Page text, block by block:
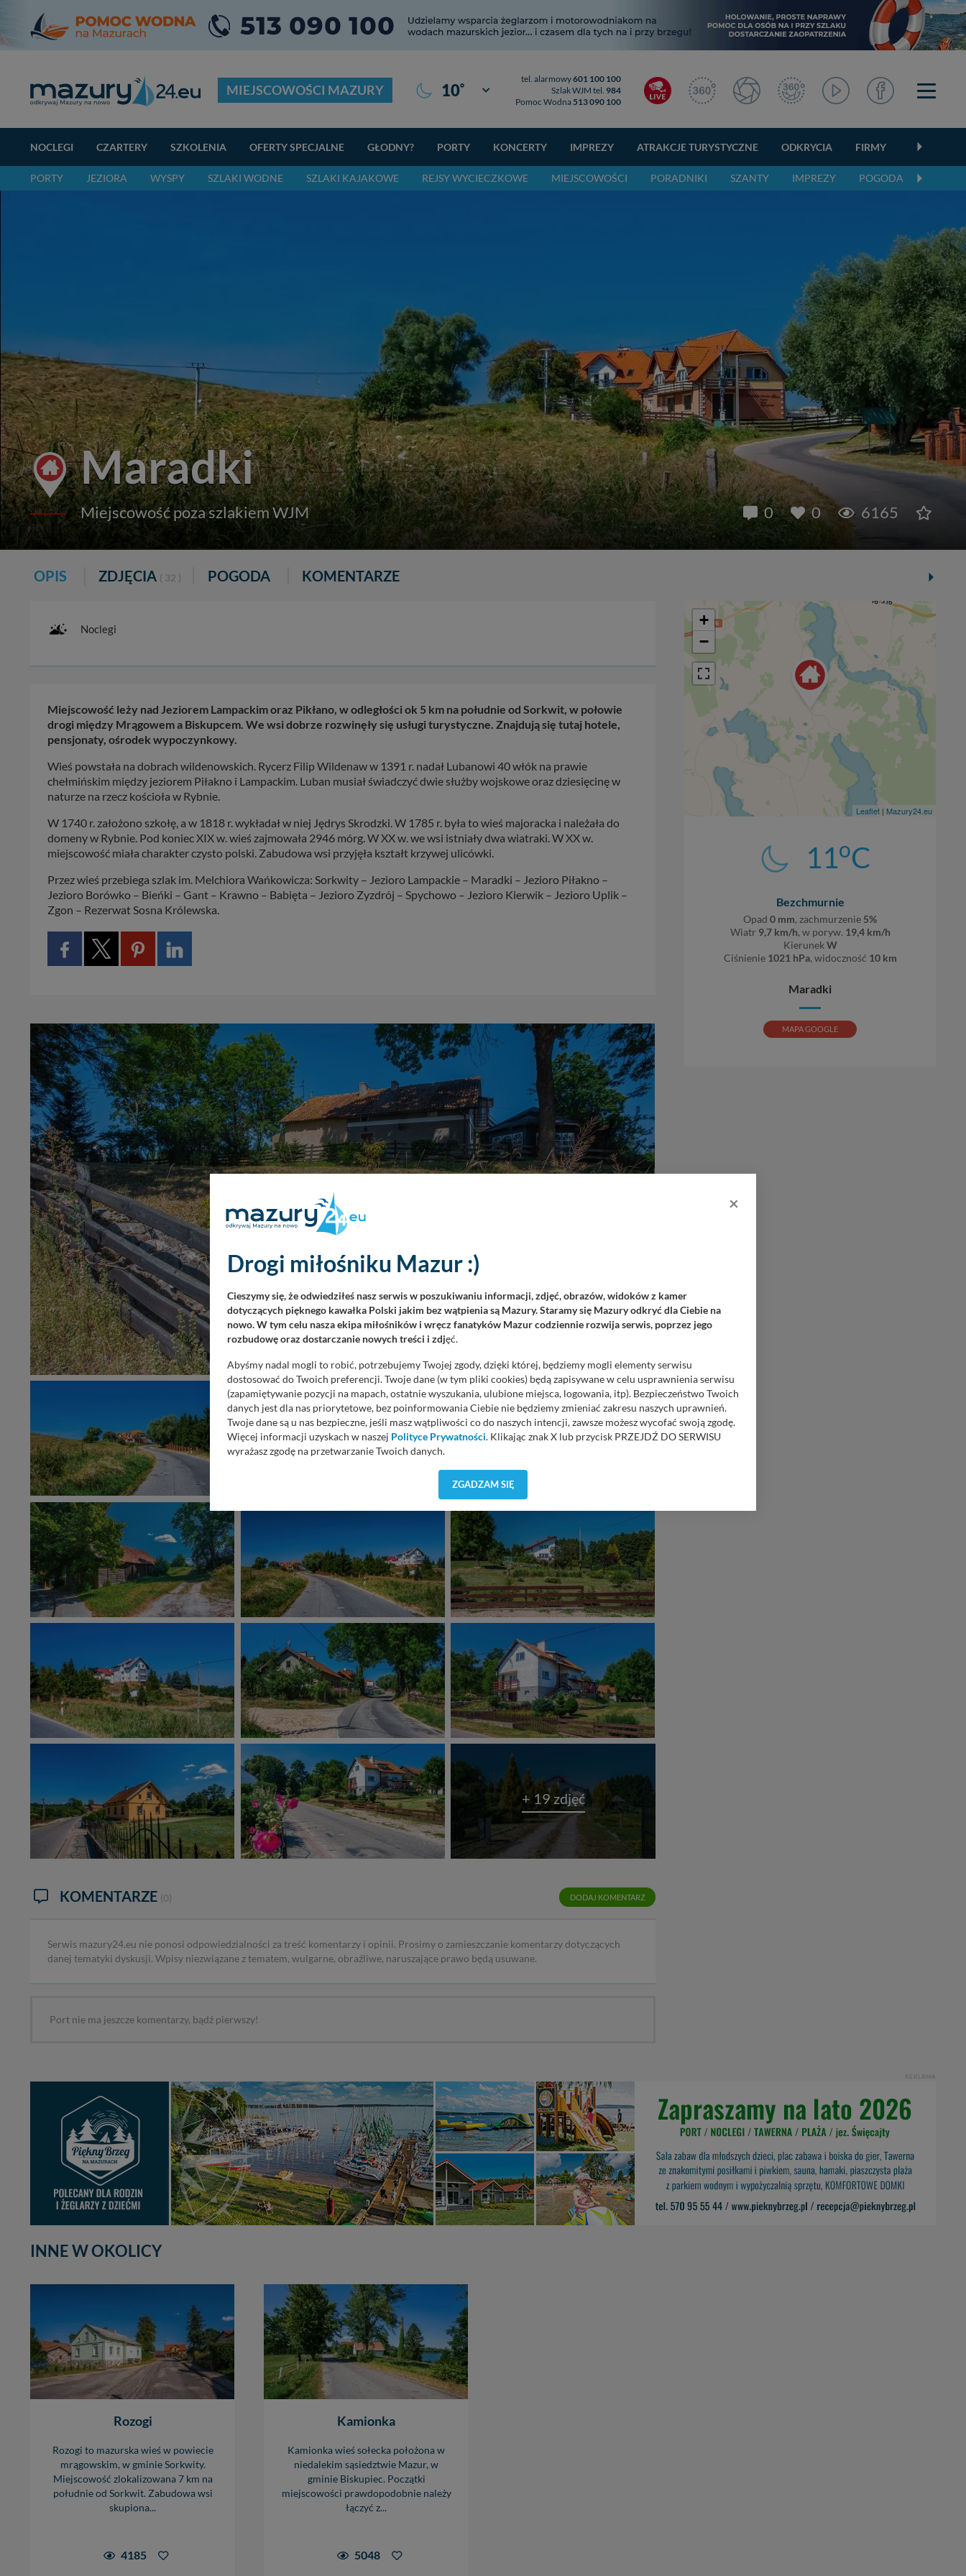
MIEJSCOWOŚCI MAZURY 10° Giżycko
tel. alarmowy601 100 100
Szlak WJM tel. 984
Pomoc Wodna 513 090 100
NOCLEGI CZARTERY SZKOLENIA OFERTY SPECJALNE GŁODNY? PORTY KONCERTY IMPREZY ATRAKCJE TURYSTYCZNE ODKRYCIA FIRMY
PORTY JEZIORA WYSPY SZLAKI WODNE SZLAKI KAJAKOWE REJSY WYCIECZKOWE MIEJSCOWOŚCI PORADNIKI SZANTY IMPREZY POGODA
Maradki
Miejscowość poza szlakiem WJM 0 0 6165
OPIS ZDJĘCIA ( 32 ) POGODA KOMENTARZE
Noclegi
Miejscowość leży nad Jeziorem Lampackim oraz Pikłano, w odległości ok 5 km na południe od Sorkwit, w połowie
drogi między Mrągowem a Biskupcem. We wsi dobrze rozwinęły się usługi turystyczne. Znajdują się tutaj hotele,
pensjonaty, ośrodek wypoczynkowy.
Wieś powstała na dobrach wildenowskich. Rycerz Filip Wildenaw w 1391 r. nadał Lubanowi 40 włók na prawie
chełmińskim między jeziorem Piłakno i Lampackim. Luban musiał świadczyć dwie służby wojskowe oraz dziesięcinę w
naturze na rzecz kościoła w Rybnie.
W 1740 r. założono szkołę, a w 1818 r. wykładał w niej Jędrys Skrodzki. W 1785 r. była to wieś majoracka i należała do
domeny w Rybnie. Pod koniec XIX w. wieś zajmowała 2946 mórg. W XX w. we wsi istniały dwa wiatraki. W XX w.
miejscowość miała charakter czysto polski. Zabudowa wsi przyjęła kształt krzywej ulicówki.
Przez wieś przebiega szlak im. Melchiora Wańkowicza: Sorkwity – Jezioro Lampackie – Maradki – Jezioro Piłakno –
Jezioro Borówko – Bieńki – Gant – Krawno – Babięta – Jezioro Zyzdrój – Spychowo – Jezioro Kierwik – Jezioro Uplik –
Zgon – Rezerwat Sosna Królewska.
+ 19 zdjęć
KOMENTARZE (0) DODAJ KOMENTARZ
Serwis mazury24.eu nie ponosi odpowiedzialności za treść komentarzy i opinii. Prosimy o zamieszczanie komentarzy dotyczących
danej tematyki dyskusji. Wpisy niezwiązane z tematem, wulgarne, obraźliwe, naruszające prawo będą usuwane.
Port nie ma jeszcze komentarzy, bądź pierwszy!
+
−
Leaflet | Mazury24.eu
11oC
Bezchmurnie
Opad 0 mm, zachmurzenie 5%
Wiatr 9,7 km/h, w poryw. 19,4 km/h
KierunekW
Ciśnienie 1021 hPa, widoczność 10 km
Maradki
MAPA GOOGLE
REKLAMA
INNE W OKOLICY
Rozogi
Rozogi to mazurska wieś w powiecie
mrągowskim, w gminie Sorkwity.
Miejscowość zlokalizowana 7 km na
południe od Sorkwit. Zabudowa wsi
skupiona...
4185
Kamionka
Kamionka wieś sołecka położona w
niedalekim sąsiedztwie Mazur, w
gminie Biskupiec. Początki
miejscowości prawdopodobnie należy
łączyć z...
5048
×
Drogi miłośniku Mazur :)
Cieszymy się, że odwiedziłeś nasz serwis w poszukiwaniu informacji, zdjęć, obrazów, widoków z kamer
dotyczących pięknego kawałka Polski jakim bez wątpienia są Mazury. Staramy się Mazury odkryć dla Ciebie na
nowo. W tym celu nasza ekipa miłośników i wręcz fanatyków Mazur codziennie rozwija serwis, poprzez jego
rozbudowę oraz dostarczanie nowych treści i zdjęć.
Abyśmy nadal mogli to robić, potrzebujemy Twojej zgody, dzięki której, będziemy mogli elementy serwisu
dostosować do Twoich preferencji. Twoje dane (w tym pliki cookies) będą zapisywane w celu usprawnienia serwisu
(zapamiętywanie pozycji na mapach, ostatnie wyszukania, ulubione miejsca, logowania, itp). Bezpieczeństwo Twoich
danych jest dla nas priorytetowe, bez poinformowania Ciebie nie będziemy zmieniać zakresu naszych uprawnień.
Twoje dane są u nas bezpieczne, jeśli masz wątpliwości co do naszych intencji, zawsze możesz wycofać swoją zgodę.
Więcej informacji uzyskach w naszej Polityce Prywatności. Klikając znak X lub przycisk PRZEJDŹ DO SERWISU
wyrażasz zgodę na przetwarzanie Twoich danych.
Wyjątkiem jest sytuacja, gdy przekazanie Twoich danych jest elementem usługi (przekazanie danych z formularza
zasadach i funkcjonalności serwisu w
Regulaminie Serwisu.
Administratorem Twoich danych jest: Agencja Reklamowa Kreacja Monika Borkowska, z siedzibą ul. Wiejska 17,
11-500 Giżycko. Możesz z nami skontaktować się za pośrednictwem tejstrony.
W każdej chwili możesz: zażądać dostępu do swoich danych, zażądać ich poprawienia lub usunięcia, zabronić ich
przetwarzania. Pamiętaj jednak, że nie zawsze jest możliwe techniczne zrealizowanie Twoich praw w odniesieniu do
informacji zawartych w plikach cookies. Twoja przeglądarka umożliwia Ci skasowanie tych plików - w pewnych
przypadkach nie możemy tego zrobić za Ciebie.
Dziękujemy, i życzmy miłego odkrywania Mazur na nowo...
ZGADZAM SIĘ